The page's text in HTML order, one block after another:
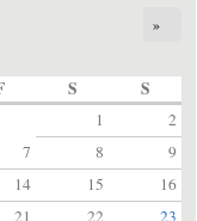
»
S S
1
2
7 8
9
14 15
16
21 22
23